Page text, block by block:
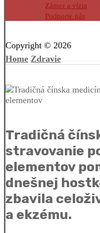
Zámer a vízia
Podporte nás
Copyright © 2026
Home Zdravie
Tradičná
stravovanie
elementov
dnešnej
zbavila
a ekzému.